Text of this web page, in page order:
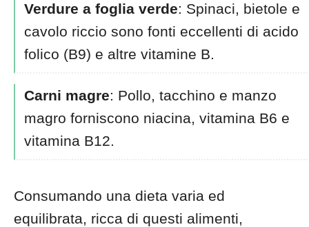
Verdure a foglia verde: Spinaci, bietole e
cavolo riccio sono fonti eccellenti di acido
folico (B9) e altre vitamine B.
Carni magre: Pollo, tacchino e manzo
magro forniscono niacina, vitamina B6 e
vitamina B12.
Consumando una dieta varia ed
equilibrata, ricca di questi alimenti,